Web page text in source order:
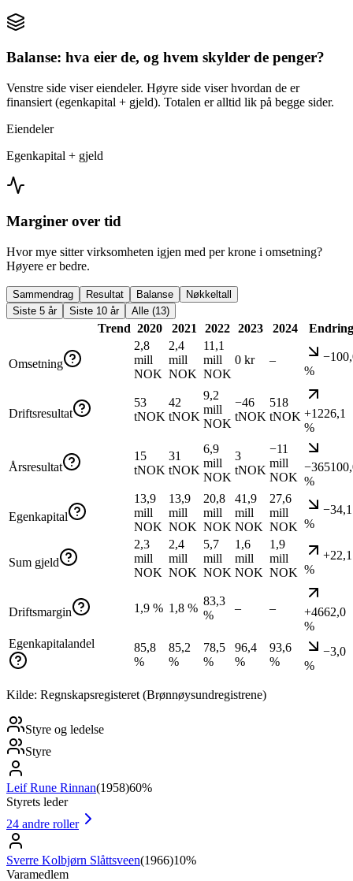
Balanse: hva eier de, og hvem skylder de penger?
Venstre side viser eiendeler. Høyre side viser hvordan de er
finansiert (egenkapital + gjeld). Totalen er alltid lik på begge sider.
Eiendeler
Egenkapital + gjeld
Marginer over tid
Hvor mye sitter virksomheten igjen med per krone i omsetning?
Høyere er bedre.
Sammendrag Resultat Balanse
Nøkkeltall
Siste 5 år
Siste 10 år Alle (13)
Trend 2020 2021 2022 2023 2024 Endring
Omsetning
2,8
mill
NOK
2,4
mill
NOK
11,1
mill
NOK
0 kr –
%
Driftsresultat
53
tNOK
42
tNOK
9,2
mill
NOK
−46
tNOK
518
tNOK +1226,1
%
Årsresultat
15
tNOK
31
tNOK
6,9
mill
NOK
3
tNOK
−11
mill
NOK %
Egenkapital
13,9
mill
NOK
13,9
mill
NOK
20,8
mill
NOK
41,9
mill
NOK
27,6
mill
NOK
−34,1
%
Sum gjeld
2,3
mill
NOK
2,4
mill
NOK
5,7
mill
NOK
1,6
mill
NOK
1,9
mill
NOK
+22,1
%
Driftsmargin 1,9 % 1,8 %
83,3
%
– –
+4662,0
%
Egenkapitalandel
85,8
%
85,2
%
78,5
%
96,4
%
93,6
%
−3,0
%
Kilde: Regnskapsregisteret (Brønnøysundregistrene)
Styre og ledelse
Styre
Leif Rune Rinnan(1958)60%
Styrets leder
24 andre roller
Sverre Kolbjørn Slåttsveen(1966)10%
Varamedlem